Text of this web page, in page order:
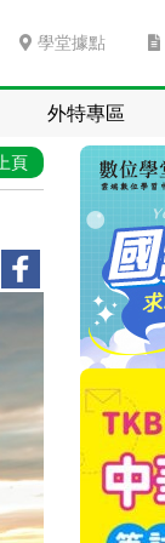
學堂據點
外特專區
頁